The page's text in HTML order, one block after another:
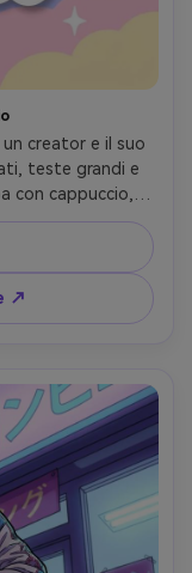
creator e il suo
teste grandi e
con cappuccio,
spessi e
energia
lente 85mm,
ar 4:5
↗